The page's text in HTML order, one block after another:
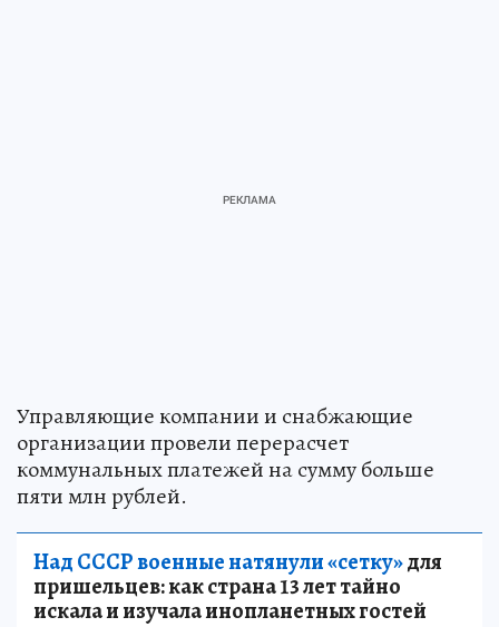
Управляющие компании и снабжающие
организации провели перерасчет
коммунальных платежей на сумму больше
пяти млн рублей.
Над СССР военные натянули «сетку»для
пришельцев: как страна 13 лет тайно
искала и изучала инопланетных гостей